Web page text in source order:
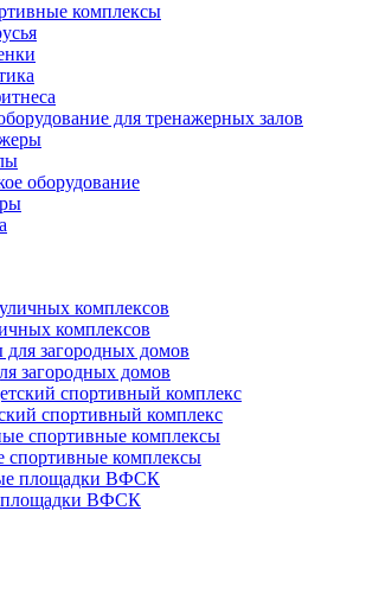
комплексы
для тренажерных залов
оборудование
комплексов
загородных домов
спортивный комплекс
спортивные комплексы
площадки ВФСК